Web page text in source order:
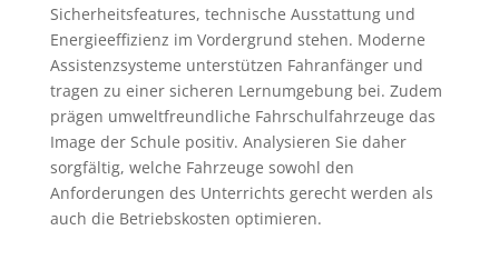
Sicherheitsfeatures, technische Ausstattung und
Energieeffizienz im Vordergrund stehen. Moderne
Assistenzsysteme unterstützen Fahranfänger und
tragen zu einer sicheren Lernumgebung bei. Zudem
prägen umweltfreundliche Fahrschulfahrzeuge das
Image der Schule positiv. Analysieren Sie daher
sorgfältig, welche Fahrzeuge sowohl den
Anforderungen des Unterrichts gerecht werden als
auch die Betriebskosten optimieren.